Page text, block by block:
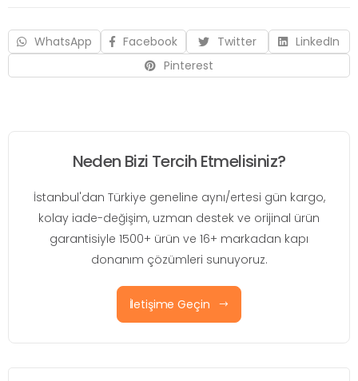
WhatsApp Facebook Twitter
LinkedIn
Pinterest
Neden Bizi Tercih Etmelisiniz?
İstanbul'dan Türkiye geneline aynı/ertesi gün kargo,
kolay iade-değişim, uzman destek ve orijinal ürün
garantisiyle 1500+ ürün ve 16+ markadan kapı
donanım çözümleri sunuyoruz.
İletişime Geçin